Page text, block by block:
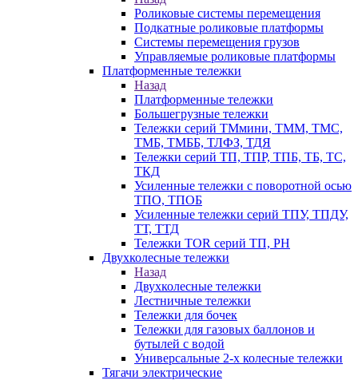
Роликовые системы перемещения
Подкатные роликовые платформы
Системы перемещения грузов
Управляемые роликовые платформы
Платформенные тележки
Назад
Платформенные тележки
Большегрузные тележки
Тележки серий ТМмини, ТММ, ТМС,
ТМБ, ТМББ, ТЛФЗ, ТДЯ
Тележки серий ТП, ТПР, ТПБ, ТБ, ТС,
ТКД
Усиленные тележки с поворотной осью
ТПО, ТПОБ
Усиленные тележки серий ТПУ, ТПДУ,
ТТ, ТТД
Тележки TOR серий ТП, PH
Двухколесные тележки
Назад
Двухколесные тележки
Лестничные тележки
Тележки для бочек
Тележки для газовых баллонов и
бутылей с водой
Универсальные 2-х колесные тележки
Тягачи электрические